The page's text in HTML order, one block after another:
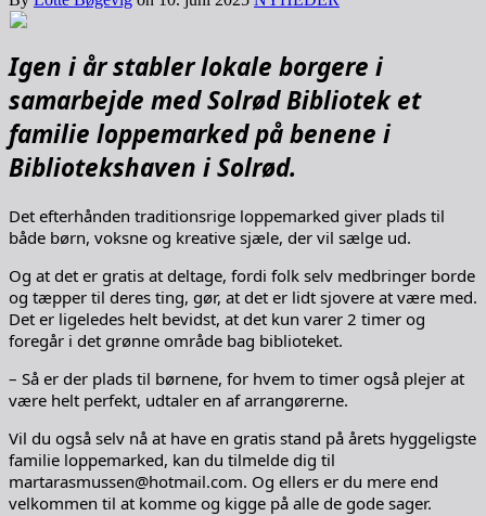
Igen i år stabler lokale borgere i
samarbejde med Solrød Bibliotek et
familie loppemarked på benene i
Bibliotekshaven i Solrød.
Det efterhånden traditionsrige loppemarked giver plads til
både børn, voksne og kreative sjæle, der vil sælge ud.
Og at det er gratis at deltage, fordi folk selv medbringer borde
og tæpper til deres ting, gør, at det er lidt sjovere at være med.
Det er ligeledes helt bevidst, at det kun varer 2 timer og
foregår i det grønne område bag biblioteket.
– Så er der plads til børnene, for hvem to timer også plejer at
være helt perfekt, udtaler en af arrangørerne.
Vil du også selv nå at have en gratis stand på årets hyggeligste
familie loppemarked, kan du tilmelde dig til
martarasmussen@hotmail.com. Og ellers er du mere end
velkommen til at komme og kigge på alle de gode sager.